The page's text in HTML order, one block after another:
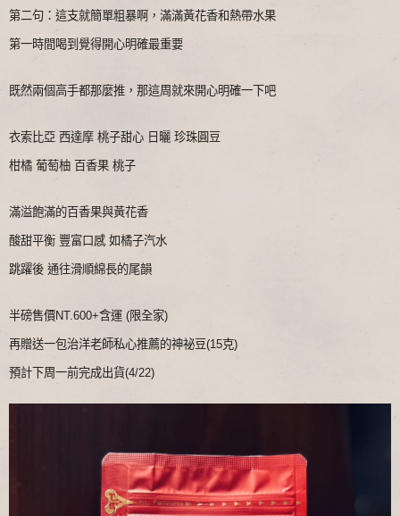
第二句：這支就簡單粗暴啊，滿滿黃花香和熱帶水果
第一時間喝到覺得開心明確最重要
既然兩個高手都那麼推，那這周就來開心明確一下吧
衣索比亞 西達摩 桃子甜心 日曬 珍珠圓豆
柑橘 葡萄柚 百香果 桃子
滿溢飽滿的百香果與黃花香
酸甜平衡 豐富口感 如橘子汽水
跳躍後 通往滑順綿長的尾韻
半磅售價NT.600+含運 (限全家)
再贈送一包治洋老師私心推薦的神祕豆(15克)
預計下周一前完成出貨(4/22)